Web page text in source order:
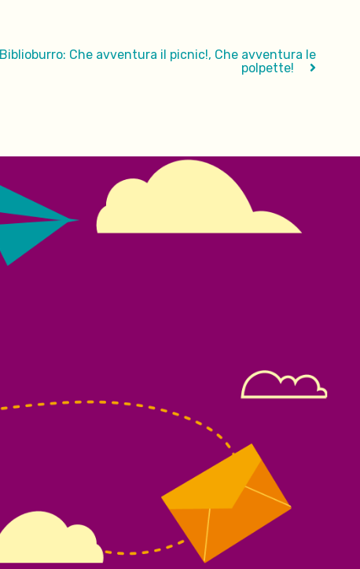
Biblioburro: Che avventura il picnic!, Che avventura le
polpette!